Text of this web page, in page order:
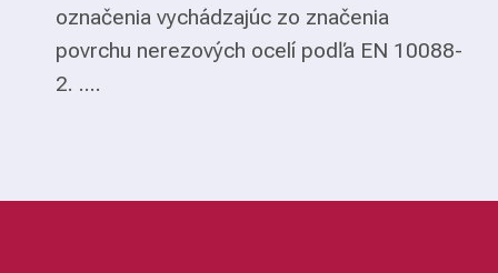
označenia vychádzajúc zo značenia
povrchu nerezových ocelí podľa EN 10088-
2. ....